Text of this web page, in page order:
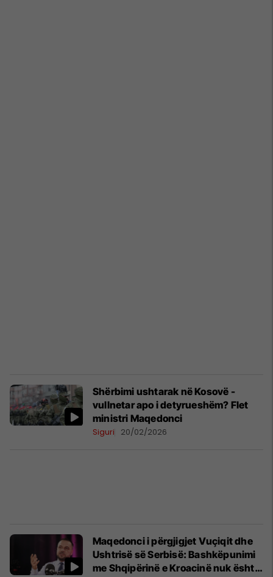
Shërbimi ushtarak në Kosovë -
vullnetar apo i detyrueshëm? Flet
ministri Maqedonci
Siguri 20/02/2026
Maqedonci i përgjigjet Vuçiqit dhe
Ushtrisë së Serbisë: Bashkëpunimi
me Shqipërinë e Kroacinë nuk është